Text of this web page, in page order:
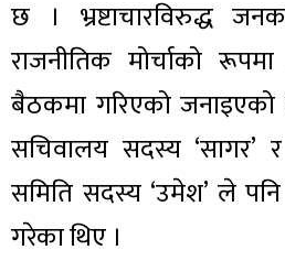
छ । भ्रष्टाचारविरुद्ध
राजनीतिक मोर्चाको
बैठकमा गरिएको
सचिवालय सदस्य ‘सागर’
समिति सदस्य ‘उमेश’ ले
गरेका थिए ।